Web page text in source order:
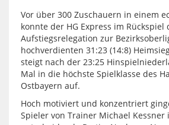
Vor über 300 Zuschauern in einem
konnte der HG Express im Rückspiel
Aufstiegsrelegation zur
hochverdienten 31:23 (14:8)
steigt nach der 23:25
Mal in die höchste Spielklasse des
Ostbayern auf.
Hoch motiviert und konzentriert
Spieler von Trainer Michael Kessner